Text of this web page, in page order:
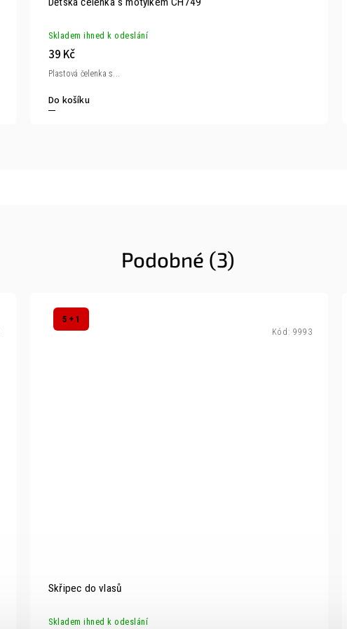
Skladem ihned k odeslání
39 Kč
Do košíku
Plastová čelenka s...
Podobné (3)
5 + 1
Skřipec do vlasů
Skladem ihned k odeslání
Kód: 9993